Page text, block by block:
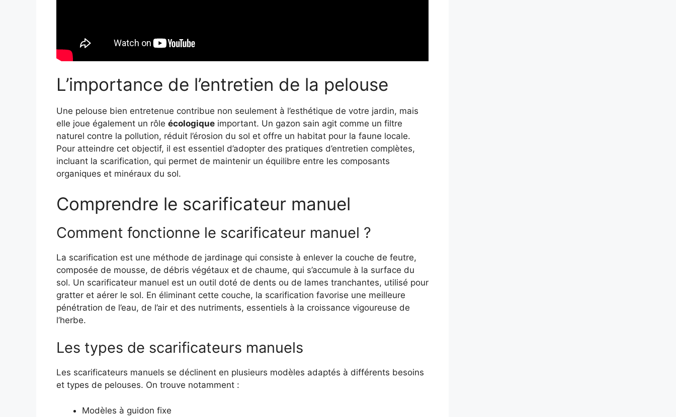
L’importance de l’entretien de la pelouse
Une pelouse bien entretenue contribue non seulement à l’esthétique de votre jardin, mais
elle joue également un rôle écologique important. Un gazon sain agit comme un filtre
naturel contre la pollution, réduit l’érosion du sol et offre un habitat pour la faune locale.
Pour atteindre cet objectif, il est essentiel d’adopter des pratiques d’entretien complètes,
incluant la scarification, qui permet de maintenir un équilibre entre les composants
organiques et minéraux du sol.
Comprendre le scarificateur manuel
Comment fonctionne le scarificateur manuel ?
La scarification est une méthode de jardinage qui consiste à enlever la couche de feutre,
composée de mousse, de débris végétaux et de chaume, qui s’accumule à la surface du
sol. Un scarificateur manuel est un outil doté de dents ou de lames tranchantes, utilisé pour
gratter et aérer le sol. En éliminant cette couche, la scarification favorise une meilleure
pénétration de l’eau, de l’air et des nutriments, essentiels à la croissance vigoureuse de
l’herbe.
Les types de scarificateurs manuels
Les scarificateurs manuels se déclinent en plusieurs modèles adaptés à différents besoins
et types de pelouses. On trouve notamment :
Modèles à guidon fixe